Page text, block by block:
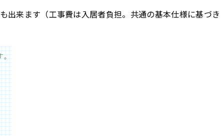
出来ます（工事費は入居者負担。共通の基本仕様に基づき